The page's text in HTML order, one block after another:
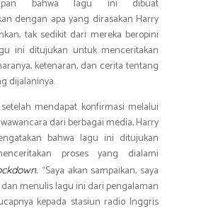
bahwa lagu ini dibuat
dengan apa yang dirasakan Harry
tak sedikit dari mereka beropini
ini ditujukan untuk menceritakan
ketenaran, dan cerita tentang
dijalaninya.
mendapat konfirmasi melalui
dari berbagai media, Harry
bahwa lagu ini ditujukan
proses yang dialami
“Saya akan sampaikan, saya
menulis lagu ini dari pengalaman
kepada stasiun radio Inggris